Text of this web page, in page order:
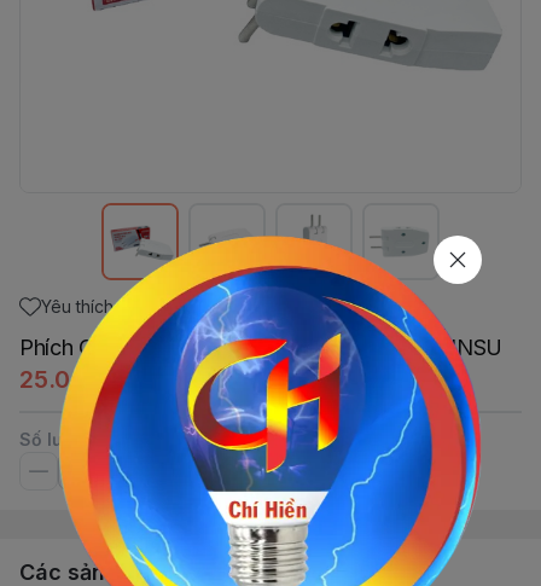
Yêu thích
Phích Cắm Nối Thông Minh 1>3 K22-3T OMINSU
25.000đ
Số lượng
Các sản phẩm, dịch vụ khác